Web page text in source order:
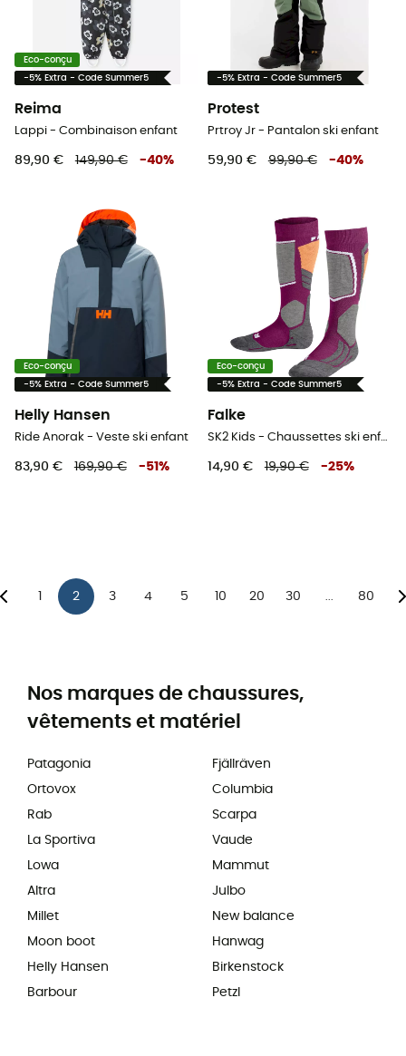
Eco-conçu
-5% Extra - Code Summer5
Reima
Lappi - Combinaison enfant
89,90 € 149,90 € -40%
-5% Extra - Code Summer5
Protest
Prtroy Jr - Pantalon ski enfant
59,90 € 99,90 € -40%
Eco-conçu
-5% Extra - Code Summer5
Helly Hansen
Ride Anorak - Veste ski enfant
83,90 € 169,90 € -51 %
Eco-conçu
-5% Extra - Code Summer5
Falke
SK2 Kids - Chaussettes ski enfant
14,90 € 19,90 € -25%
2 3 4 5 10 20 30 80
Nos marques de chaussures,
vêtements et matériel
Patagonia
Ortovox
Rab
La Sportiva
Lowa
Altra
Millet
Moon boot
Helly Hansen
Barbour
Fjällräven
Columbia
Scarpa
Vaude
Mammut
Julbo
New balance
Hanwag
Birkenstock
Petzl